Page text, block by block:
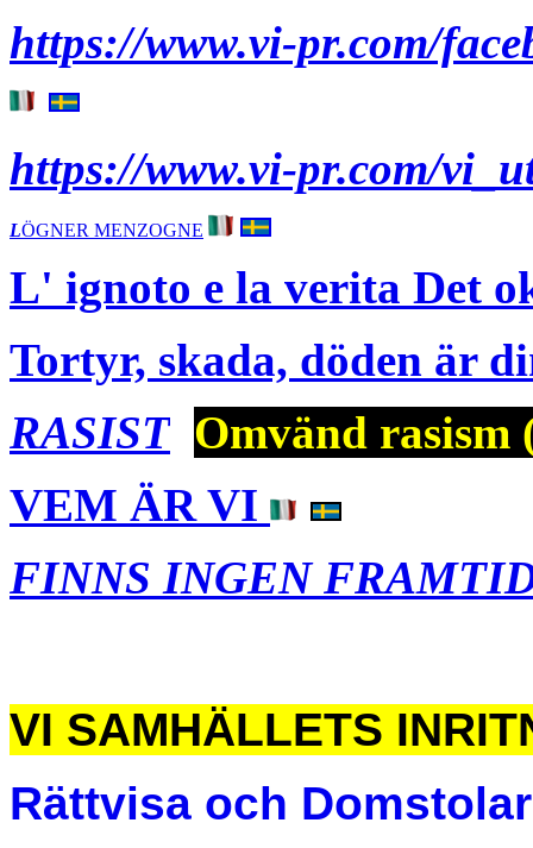
https://www.vi-pr.com/
https://www.vi-pr.com/
LÖGNER MENZOGNE
L' ignoto e la verita Det
Tortyr, skada, döden är
RASIST Omvänd rasism
VEM ÄR VI
FINNS INGEN
VI SAMHÄLLETS
Rättvisa och Domstolar